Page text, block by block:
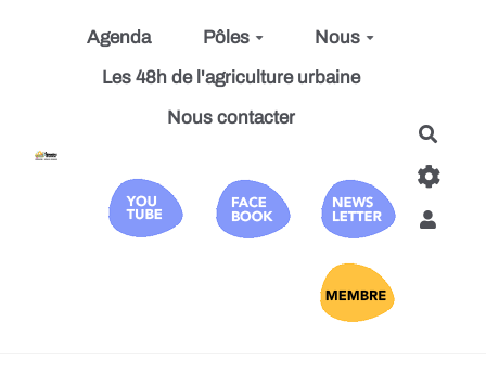
Aller au contenu principal
Agenda Pôles
Nous
Les 48h de l'agriculture urbaine
Nous contacter